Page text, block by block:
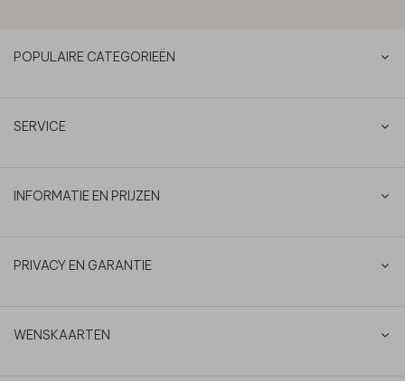
POPULAIRE CATEGORIEËN
SERVICE
INFORMATIE EN PRIJZEN
PRIVACY EN GARANTIE
WENSKAARTEN